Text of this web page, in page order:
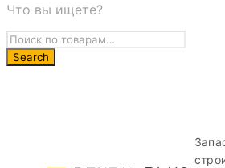
Что вы ищете?